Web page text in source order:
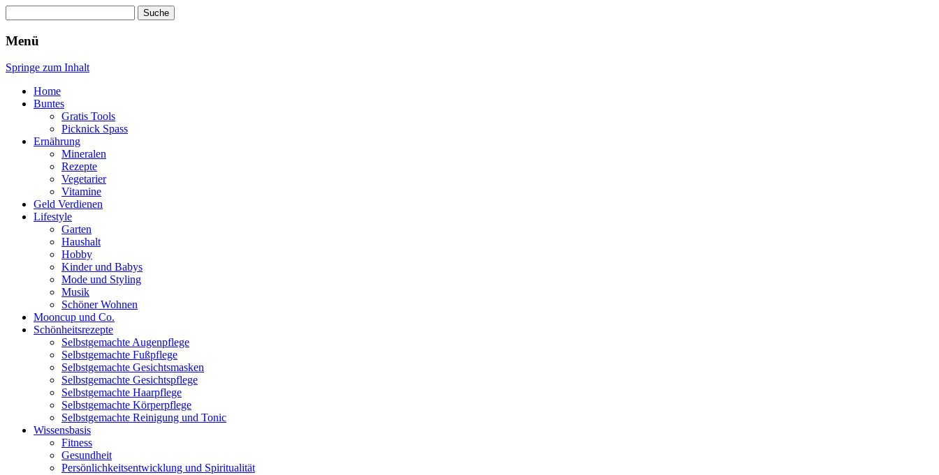
Pinkies
nach:
Menü
Springe zum Inhalt
Home
Buntes
Gratis Tools
Picknick Spass
Ernährung
Mineralen
Rezepte
Vegetarier
Vitamine
Geld Verdienen
Lifestyle
Garten
Haushalt
Hobby
Kinder und Babys
Mode und Styling
Musik
Schöner Wohnen
Mooncup und Co.
Schönheitsrezepte
Selbstgemachte Augenpflege
Selbstgemachte Fußpflege
Selbstgemachte Gesichtsmasken
Selbstgemachte Gesichtspflege
Selbstgemachte Haarpflege
Selbstgemachte Körperpflege
Selbstgemachte Reinigung und Tonic
Wissensbasis
Fitness
Gesundheit
Persönlichkeitsentwicklung und Spiritualität